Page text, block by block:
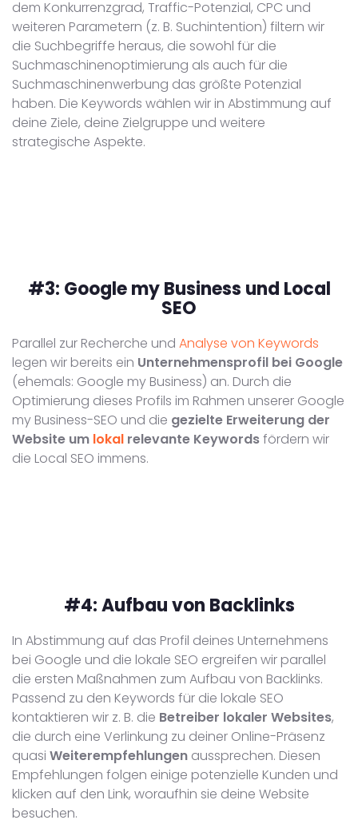
dem Konkurrenzgrad, Traffic-Potenzial, CPC und
weiteren Parametern (z. B. Suchintention) filtern wir
die Suchbegriffe heraus, die sowohl für die
Suchmaschinenoptimierung als auch für die
Suchmaschinenwerbung das größte Potenzial
haben. Die Keywords wählen wir in Abstimmung auf
deine Ziele, deine Zielgruppe und weitere
strategische Aspekte.
#3: Google my Business und Local
SEO
Parallel zur Recherche und Analyse von Keywords
legen wir bereits ein Unternehmensprofil bei Google
(ehemals: Google my Business) an. Durch die
Optimierung dieses Profils im Rahmen unserer Google
my Business-SEO und die gezielte Erweiterung der
Website um lokal relevante Keywordsfördern wir
die Local SEO immens.
#4:Aufbau von Backlinks
In Abstimmung auf das Profil deines Unternehmens
bei Google und die lokale SEO ergreifen wir parallel
die ersten Maßnahmen zum Aufbau von Backlinks.
Passend zu den Keywords für die lokale SEO
kontaktieren wir z. B. die Betreiber lokaler Websites,
die durch eine Verlinkung zu deiner Online-Präsenz
quasi Weiterempfehlungen aussprechen. Diesen
Empfehlungen folgen einige potenzielle Kunden und
klicken auf den Link, woraufhin sie deine Website
besuchen.